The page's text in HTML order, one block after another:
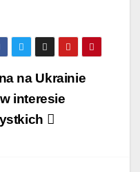
na Ukrainie
interesie